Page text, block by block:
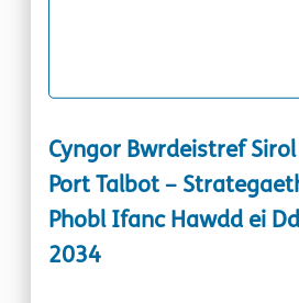
Cyngor Bwrdeistref
Port Talbot –
Phobl Ifanc Hawdd ei
2034